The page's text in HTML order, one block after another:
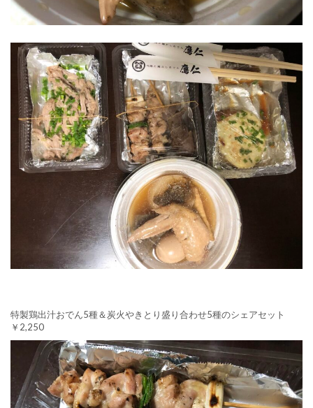
特製鶏出汁おでん5種＆炭火やきとり盛り合わせ5種のシェアセット
￥2,250